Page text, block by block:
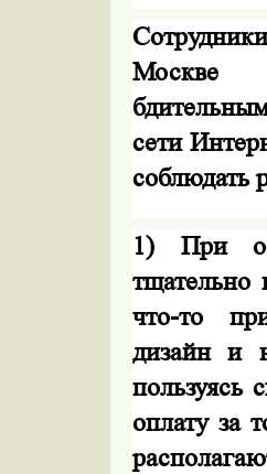
Москве
сети
соблюдать
1) При
тщательно
что-то
дизайн и
пользуясь
оплату за